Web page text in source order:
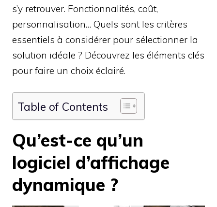
s’y retrouver. Fonctionnalités, coût,
personnalisation… Quels sont les critères
essentiels à considérer pour sélectionner la
solution idéale ? Découvrez les éléments clés
pour faire un choix éclairé.
Table of Contents
Qu’est-ce qu’un
logiciel d’affichage
dynamique ?